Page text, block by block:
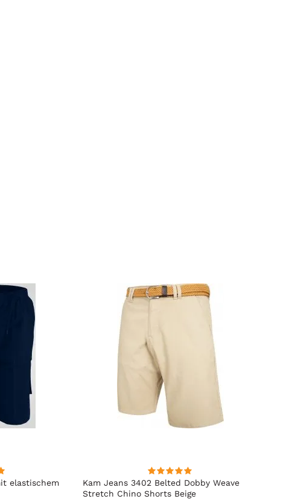
elastischem
Kam Jeans 3402 Belted Dobby Weave
Stretch Chino Shorts Beige